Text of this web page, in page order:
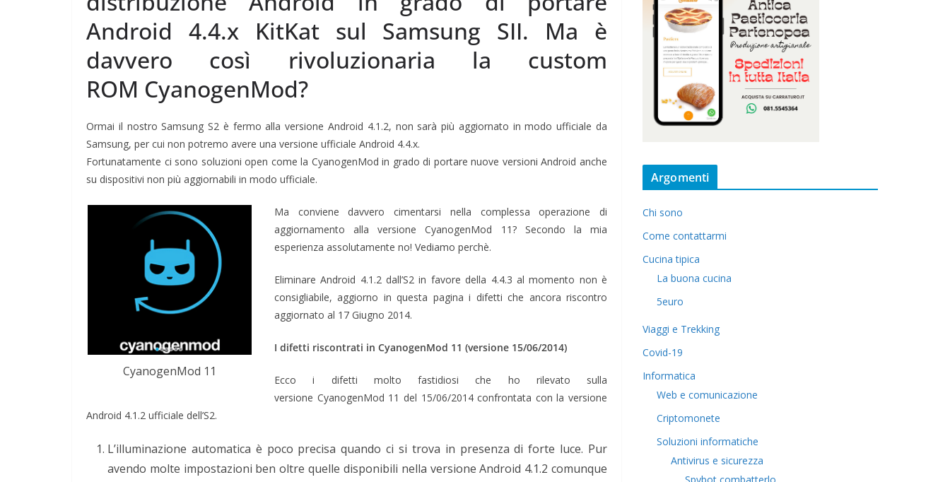
Android 4.4.x KitKat sul Samsung SII. Ma è
davvero così rivoluzionaria la custom
ROM CyanogenMod?
Ormai il nostro Samsung S2 è fermo alla versione Android 4.1.2, non sarà più aggiornato in modo ufficiale da
Samsung, per cui non potremo avere una versione ufficiale Android 4.4.x.
Fortunatamente ci sono soluzioni open come la CyanogenMod in grado di portare nuove versioni Android anche
su dispositivi non più aggiornabili in modo ufficiale.
CyanogenMod 11
Ma conviene davvero cimentarsi nella complessa operazione di
aggiornamento alla versione CyanogenMod 11? Secondo la mia
esperienza assolutamente no! Vediamo perchè.
Eliminare Android 4.1.2 dall’S2 in favore della 4.4.3 al momento non è
consigliabile, aggiorno in questa pagina i difetti che ancora riscontro
aggiornato al 17 Giugno 2014.
I difetti riscontrati in CyanogenMod 11 (versione 15/06/2014)
Ecco i difetti molto fastidiosi che ho rilevato sulla
versione CyanogenMod 11 del 15/06/2014 confrontata con la versione
Android 4.1.2 ufficiale dell’S2.
L’illuminazione automatica è poco precisa quando ci si trova in presenza di forte luce. Pur
avendo molte impostazioni ben oltre quelle disponibili nella versione Android 4.1.2 comunque
Argomenti
Chi sono
Come contattarmi
Cucina tipica
La buona cucina
5euro
Viaggi e Trekking
Covid-19
Informatica
Web e comunicazione
Criptomonete
Soluzioni informatiche
Antivirus e sicurezza